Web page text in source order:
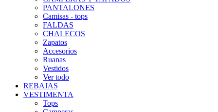
PANTALONES
Camisas - tops
FALDAS
CHALECOS
Zapatos
Accesorios
Ruanas
Vestidos
Ver todo
REBAJAS
VESTIMENTA
Tops